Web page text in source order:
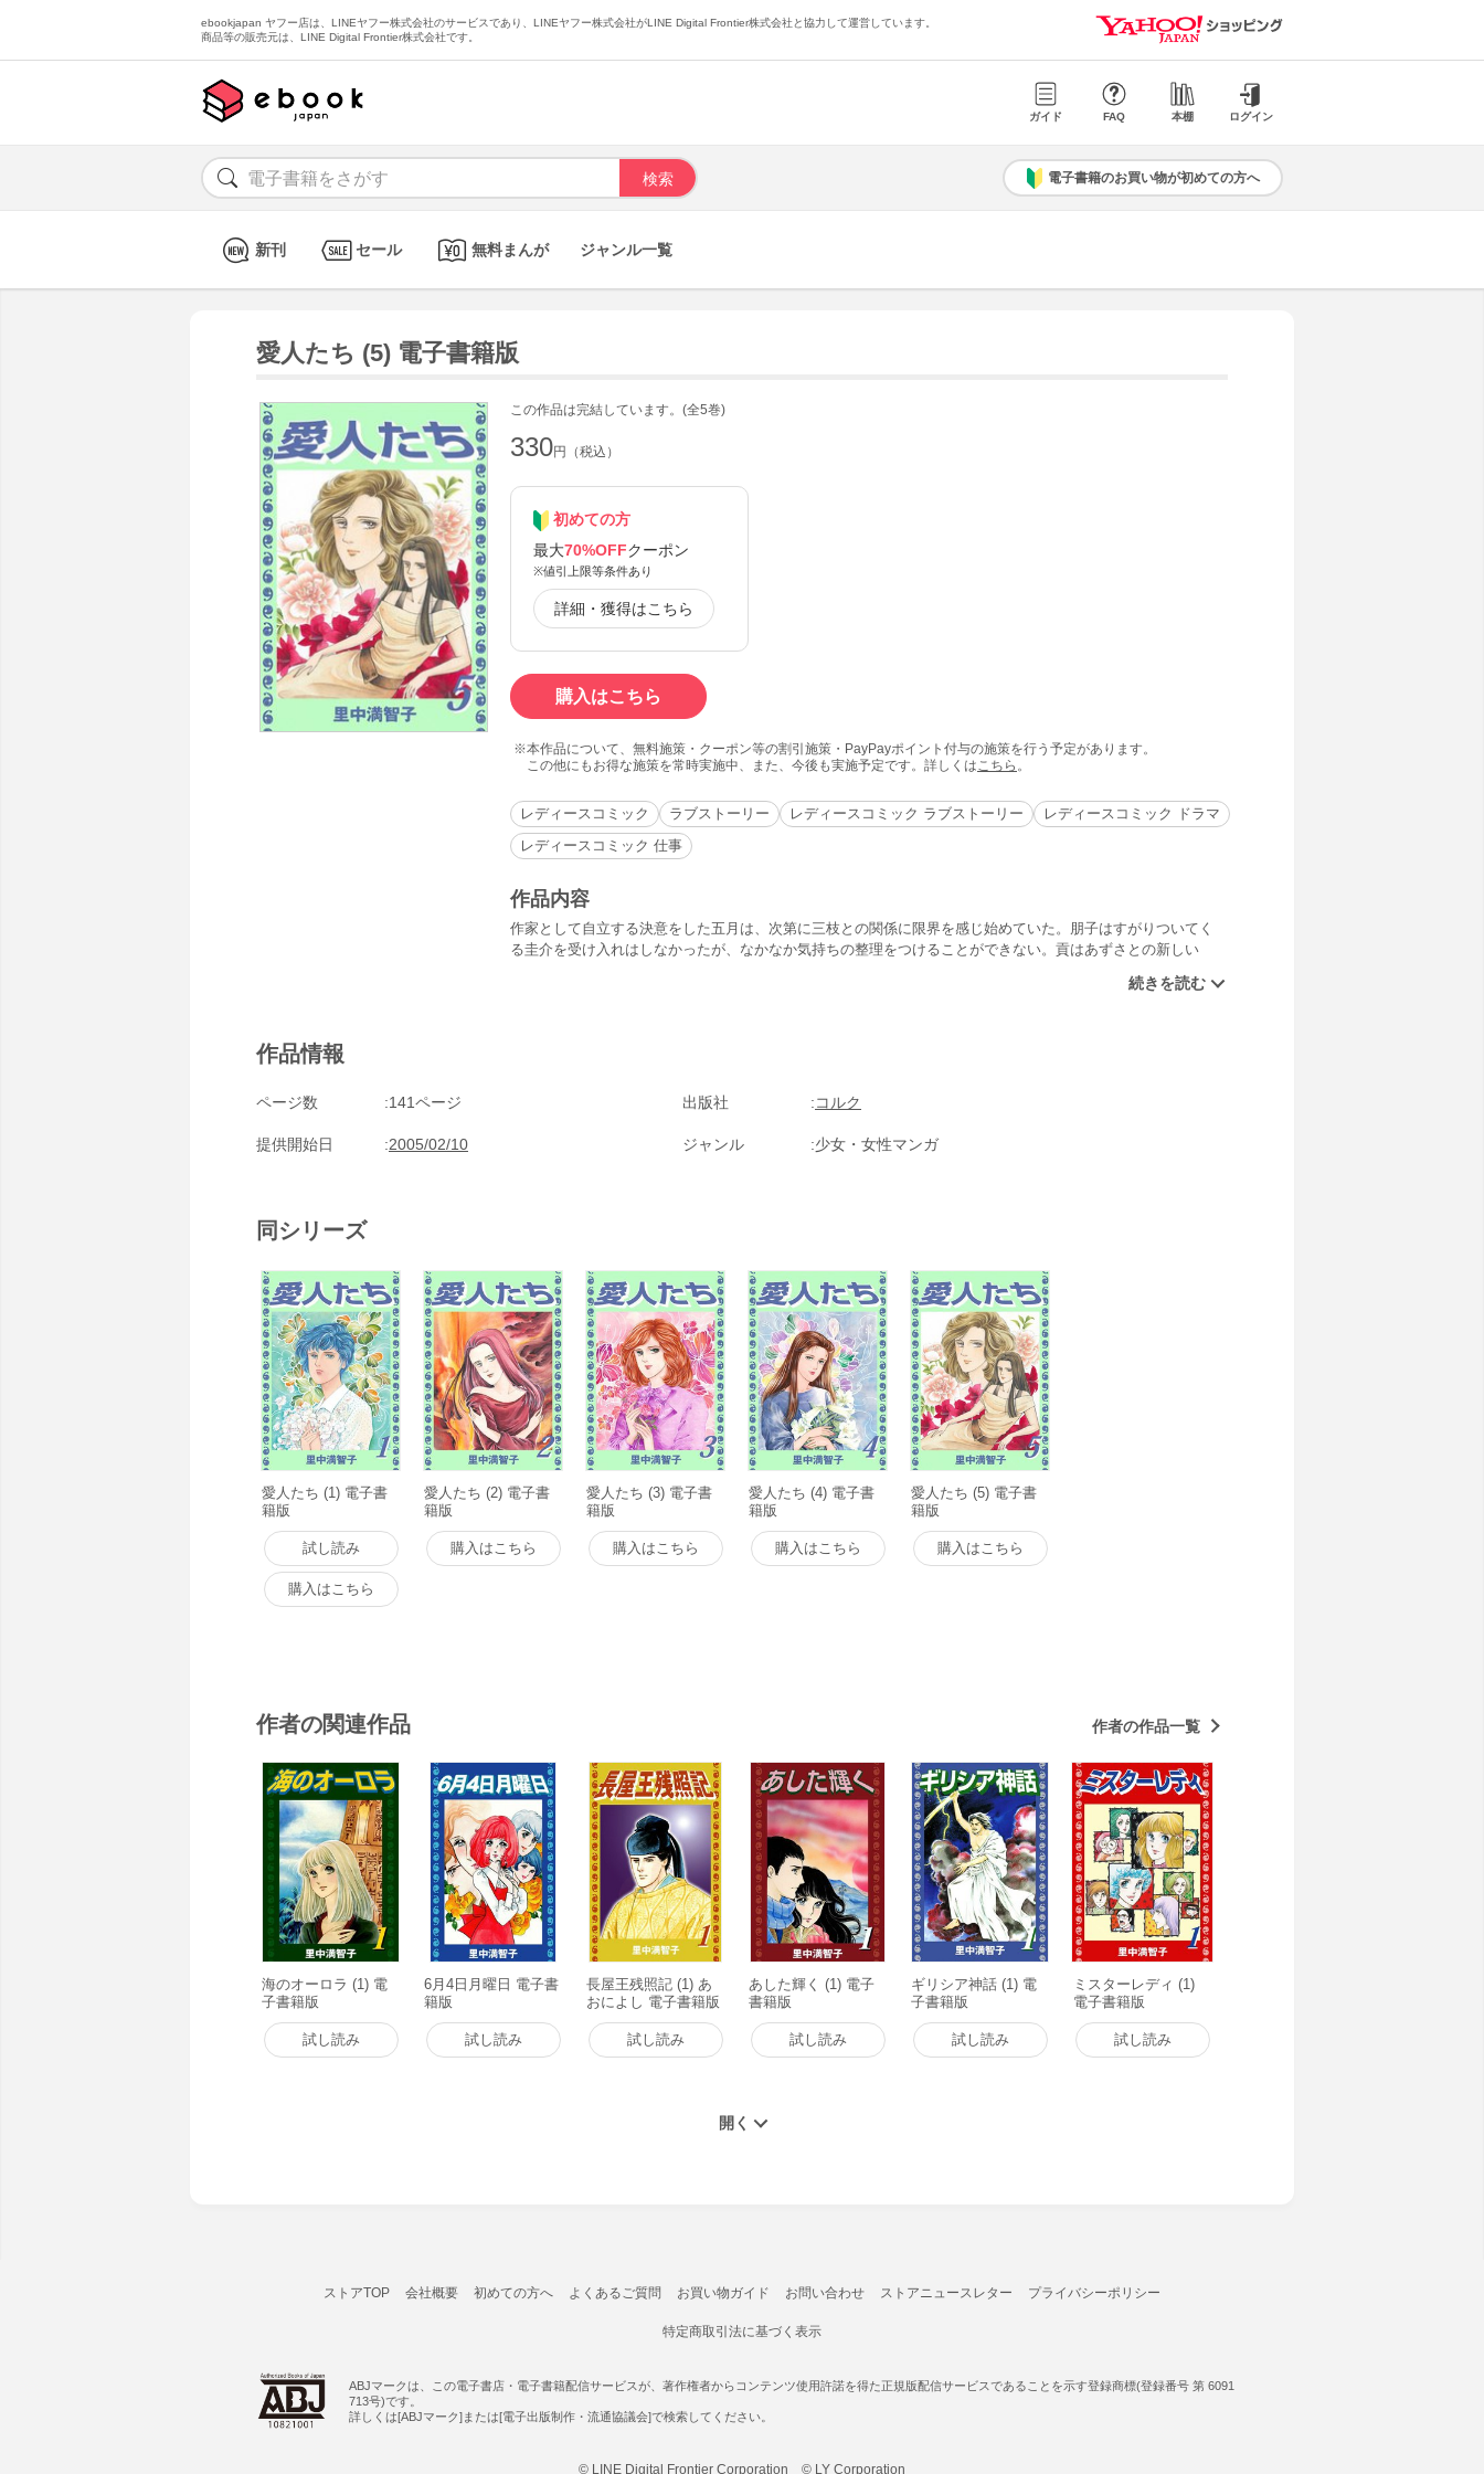
ebookjapan ヤフー店は、LINEヤフー株式会社のサービスであり、LINEヤフー株式会社がLINE Digital Frontier株式会社と協力して運営しています。
商品等の販売元は、LINE Digital Frontier株式会社です。
ガイド FAQ 本棚 ログイン
電子書籍のお買い物が初めての方へ
新刊 セール 無料まんが ジャンル一覧
愛人たち (5) 電子書籍版
この作品は完結しています。(全5巻)
330円（税込）
初めての方
最大70%OFFクーポン
※値引上限等条件あり
詳細・獲得はこちら
購入はこちら
本作品について、無料施策・クーポン等の割引施策・PayPayポイント付与の施策を行う予定があります。
この他にもお得な施策を常時実施中、また、今後も実施予定です。詳しくは こちら 。
レディースコミック ラブストーリー レディースコミック ラブストーリー
レディースコミック ドラマ
レディースコミック 仕事
作品内容
作家として自立する決意をした五月は、次第に三枝との関係に限界を感じ始めていた。朋子はすがりついてく
る圭介を受け入れはしなかったが、なかなか気持ちの整理をつけることができない。貢はあずさとの新しい
作品情報
ページ数 141ページ 出版社 コルク
提供開始日 2005/02/10 ジャンル 少女・女性マンガ
同シリーズ
愛人たち (1) 電子書
籍版
試し読み
購入はこちら
愛人たち (2) 電子書
籍版
購入はこちら
愛人たち (3) 電子書
籍版
購入はこちら
愛人たち (4) 電子書
籍版
購入はこちら
愛人たち (5) 電子書
籍版
購入はこちら
作者の関連作品 作者の作品一覧
海のオーロラ (1) 電
子書籍版
試し読み
6月4日月曜日 電子書
籍版
試し読み
長屋王残照記 (1) あ
おによし 電子書籍版
試し読み
あした輝く (1) 電子
書籍版
試し読み
ギリシア神話 (1) 電
子書籍版
試し読み
ミスターレディ (1)
電子書籍版
試し読み
ストアTOP 会社概要 初めての方へ よくあるご質問 お買い物ガイド お問い合わせ ストアニュースレター プライバシーポリシー
特定商取引法に基づく表示
ABJマークは、この電子書店・電子書籍配信サービスが、著作権者からコンテンツ使用許諾を得た正規版配信サービスであることを示す登録商標(登録番号 第 6091
713号)です。
詳しくは[ABJマーク]または[電子出版制作・流通協議会]で検索してください。
© LINE Digital Frontier Corporation © LY Corporation